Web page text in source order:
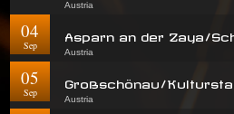
Austria
04
Sep
Asparn an der Zaya/
Austria
05
Sep
Großschönau/
Austria